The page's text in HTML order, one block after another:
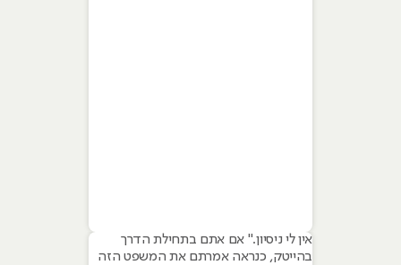
אין לי ניסיון." אם אתם בתחילת הדרך
בהייטק, כנראה אמרתם את המשפט הזה